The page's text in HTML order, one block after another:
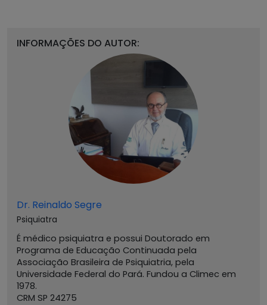
INFORMAÇÕES DO AUTOR:
Dr. Reinaldo Segre
Psiquiatra
É médico psiquiatra e possui Doutorado em
Programa de Educação Continuada pela
Associação Brasileira de Psiquiatria, pela
Universidade Federal do Pará. Fundou a Climec em
1978.
CRM SP 24275